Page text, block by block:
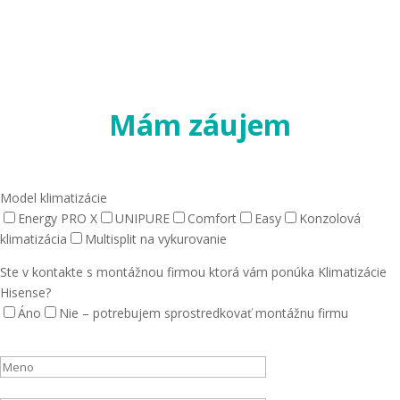
Mám záujem
Model klimatizácie
Energy PRO X
UNIPURE Comfort Easy
Konzolová
klimatizácia
Multisplit na vykurovanie
Ste v kontakte s montážnou firmou ktorá vám ponúka Klimatizácie
Hisense?
Áno
Nie – potrebujem sprostredkovať montážnu firmu